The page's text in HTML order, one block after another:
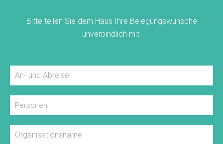
Bitte teilen Sie dem Haus Ihre Belegungswünsche
unverbindlich mit.